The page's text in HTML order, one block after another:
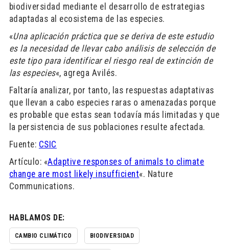
biodiversidad mediante el desarrollo de estrategias
adaptadas al ecosistema de las especies.
«Una aplicación práctica que se deriva de este estudio
es la necesidad de llevar cabo análisis de selección de
este tipo para identificar el riesgo real de extinción de
las especies«, agrega Avilés.
Faltaría analizar, por tanto, las respuestas adaptativas
que llevan a cabo especies raras o amenazadas porque
es probable que estas sean todavía más limitadas y que
la persistencia de sus poblaciones resulte afectada.
Fuente: CSIC
Artículo: «Adaptive responses of animals to climate
change are most likely insufficient«. Nature
Communications.
HABLAMOS DE:
CAMBIO CLIMÁTICO BIODIVERSIDAD